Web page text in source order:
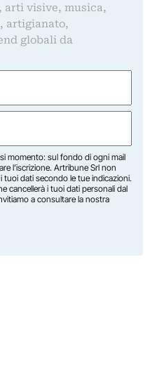
visive, musica,
artigianato,
globali da
momento: sul fondo di ogni mail
l’iscrizione. Artribune Srl non
tuoi dati secondo le tue indicazioni.
cancellerà i tuoi dati personali dal
a consultare la nostra